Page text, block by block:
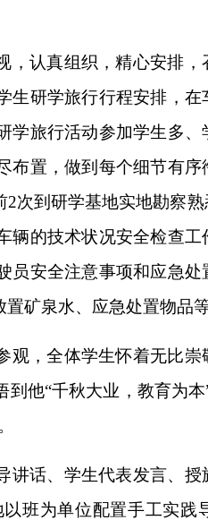
认真组织，精心安排
研学旅行行程安排，在
学旅行活动参加学生多
置，做到每个细节有
次到研学基地实地勘察
的技术状况安全检查工
安全注意事项和应急
矿泉水、应急处置物品
，全体学生怀着无比
他“千秋大业，教育为
话、学生代表发言、
班为单位配置手工实践